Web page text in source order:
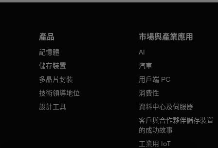
產品
記憶體
儲存裝置
多晶片封裝
技術領導地位
設計工具
市場與產業應用
AI
汽車
用戶端 PC
消費性
資料中心及伺服器
客戶與合作夥伴儲存裝置
的成功故事
工業用 IoT